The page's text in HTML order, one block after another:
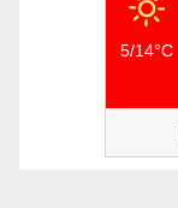
5/14°C